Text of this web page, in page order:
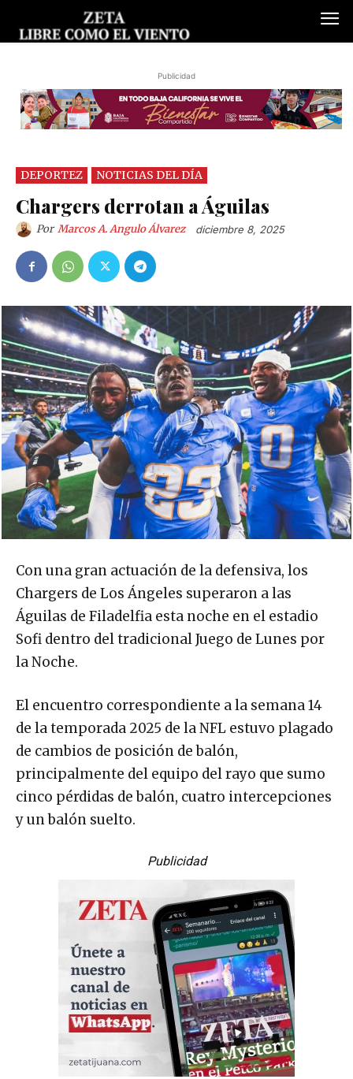
Publicidad
DEPORTEZ NOTICIAS DEL DÍA
Chargers derrotan a Águilas
Por Marcos A. Angulo Álvarez diciembre 8, 2025
Con una gran actuación de la defensiva, los
Chargers de Los Ángeles superaron a las
Águilas de Filadelfia esta noche en el estadio
Sofi dentro del tradicional Juego de Lunes por
la Noche.
El encuentro correspondiente a la semana 14
de la temporada 2025 de la NFL estuvo plagado
de cambios de posición de balón,
principalmente del equipo del rayo que sumo
cinco pérdidas de balón, cuatro intercepciones
y un balón suelto.
Publicidad